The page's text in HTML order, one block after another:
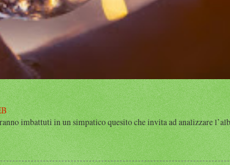
imbattuti in un simpatico quesito che invita ad analizzare